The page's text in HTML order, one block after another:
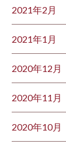
2021年2月
2021年1月
2020年12月
2020年11月
2020年10月